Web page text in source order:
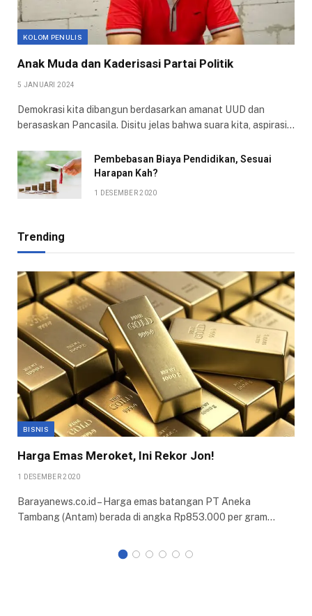
KOLOM PENULIS
Anak Muda dan Kaderisasi Partai Politik
5 JANUARI 2024
Demokrasi kita dibangun berdasarkan amanat UUD dan
berasaskan Pancasila. Disitu jelas bahwa suara kita, aspirasi…
Pembebasan Biaya Pendidikan, Sesuai
Harapan Kah?
1 DESEMBER 2020
Trending
BISNIS
Harga Emas Meroket, Ini Rekor Jon!
1 DESEMBER 2020
Barayanews.co.id – Harga emas batangan PT Aneka
Tambang (Antam) berada di angka Rp853.000 per gram…